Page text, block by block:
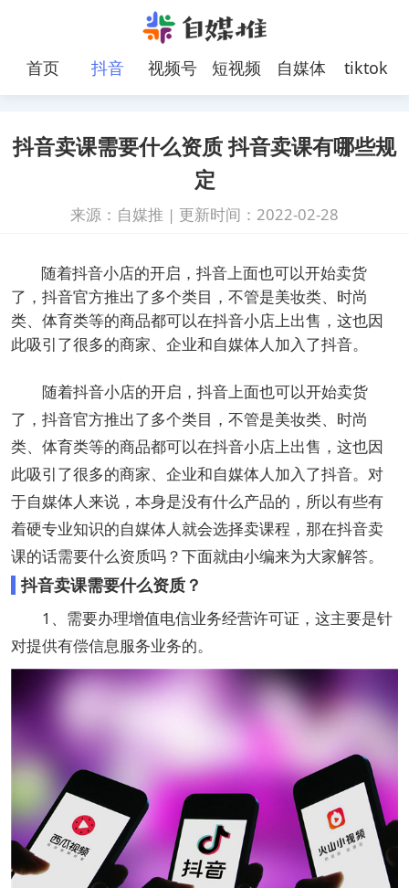
首页 抖音 视频号 短视频 自媒体 tiktok
抖音卖课需要什么资质 抖音卖课有哪些规
定
来源：自媒推 | 更新时间：2022-02-28
随着抖音小店的开启，抖音上面也可以开始卖货
了，抖音官方推出了多个类目，不管是美妆类、时尚
类、体育类等的商品都可以在抖音小店上出售，这也因
此吸引了很多的商家、企业和自媒体人加入了抖音。
随着抖音小店的开启，抖音上面也可以开始卖货
了，抖音官方推出了多个类目，不管是美妆类、时尚
类、体育类等的商品都可以在抖音小店上出售，这也因
此吸引了很多的商家、企业和自媒体人加入了抖音。对
于自媒体人来说，本身是没有什么产品的，所以有些有
着硬专业知识的自媒体人就会选择卖课程，那在抖音卖
课的话需要什么资质吗？下面就由小编来为大家解答。
抖音卖课需要什么资质？
1、需要办理增值电信业务经营许可证，这主要是针
对提供有偿信息服务业务的。